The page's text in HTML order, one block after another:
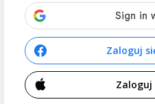
Zaloguj
Zaloguj